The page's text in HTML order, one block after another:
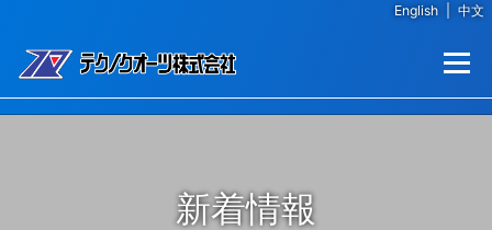
English
中文
メニュー
新着情報